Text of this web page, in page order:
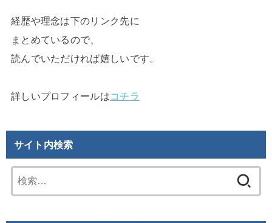
経歴や理念は下のリンク先に
まとめているので、
読んでいただければ嬉しいです。
詳しいプロフィールはコチラ
サイト内検索
索: